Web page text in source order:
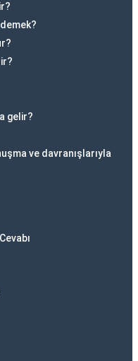
gelir?
ve davranışlarıyla